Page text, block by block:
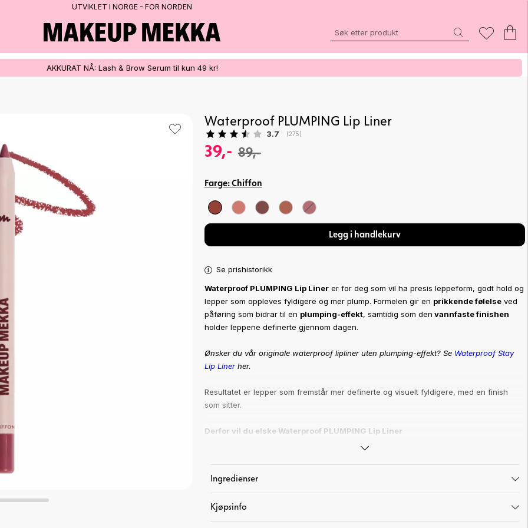
AKKURAT NÅ: Lash & Brow Serum til kun 49 kr!
Waterproof PLUMPING Lip Liner
Gjennomsnittskarakter:
3.7 (stemmer:
275)
39,- 89,-
Farge:Chiffon
Legg i handlekurv
Se prishistorikk
Waterproof PLUMPING Lip Linerer for deg som vil ha presis leppeform, godt hold og
lepper som oppleves fyldigere og mer plump. Formelen gir en prikkende følelseved
påføring som bidrar til en plumping-effekt, samtidig som den vannfaste finishen
holder leppene definerte gjennom dagen.
Ønsker du vår originale waterproof lipliner uten plumping-effekt? Se Waterproof Stay
Lip Linerher.
Resultatet er lepper som fremstår mer definerte og visuelt fyldigere, med en finish
som sitter.
Derfor vil du elske Waterproof PLUMPING Lip Liner
definerte
• Medvitamin E
• Kan brukes alene eller sammen med andre leppeprodukter
• 100 % vegansk og cruelty-free
Ingredienser
Kjøpsinfo